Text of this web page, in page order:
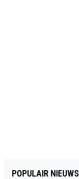
POPULAIR NIEUWS